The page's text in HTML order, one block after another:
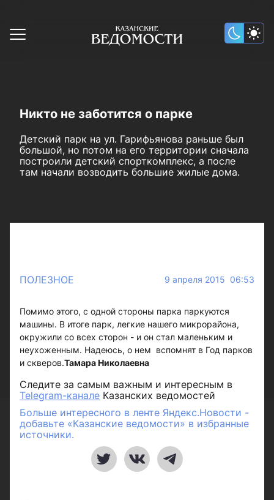
Никто не заботится о парке
Детский парк на ул. Гарифьянова раньше был
большой, но потом на его территории сначала
построили детский спорткомплекс, а после
там начали возводить большие жилые дома.
ПОЛЕЗНОЕ 9 апреля 2015 06:53
Помимо этого, с одной стороны парка паркуются
машины. В итоге парк, легкие нашего микрорайона,
окружили со всех сторон - и он стал маленьким и
неухоженным. Надеюсь, о нем вспомнят в Год парков
и скверов.Тамара Николаевна
Следите за самым важным и интересным в
Telegram-канале Казанских ведомостей
Больше интересного в ленте Яндекс.Новости -
добавьте «Казанские ведомости» в избранные
источники.